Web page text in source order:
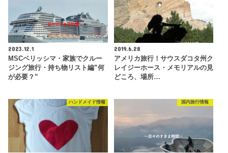
2023.12.1
MSCベリッシマ・家族でクルー
ジング旅行・持ち物リスト編”何
が必要？”
2019.6.28
アメリカ旅行！サウスダコタ州ク
レイジーホース・メモリアルの見
どころ、場所…
ハンドメイド情報 国内旅行情報